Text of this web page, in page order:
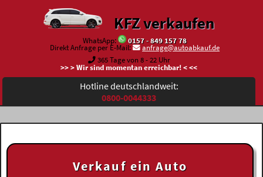
KFZ verkaufen
WhatsApp:
0157 - 849 157 78
Direkt Anfrage per E-Mail:
anfrage@autoabkauf.de
365 Tage von 8 - 22 Uhr
>> > Wir sind momentan erreichbar! < <<
Hotline deutschlandweit:
0800-0044333
Verkauf ein Auto